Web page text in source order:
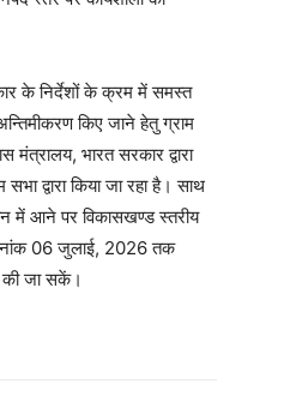
के निर्देशों के क्रम में समस्त
किए जाने हेतु ग्राम
भारत सरकार द्वारा
सभा द्वारा किया जा रहा है। साथ
में आने पर विकासखण्ड स्तरीय
दिनांक 06 जुलाई, 2026 तक
की जा सकें।